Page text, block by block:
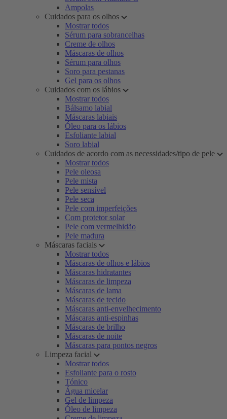
Ampolas
Cuidados para os olhos
Mostrar todos
Sérum para sobrancelhas
Creme de olhos
Máscaras de olhos
Sérum para olhos
Soro para pestanas
Gel para os olhos
Cuidados com os lábios
Mostrar todos
Bálsamo labial
Máscaras labiais
Óleo para os lábios
Esfoliante labial
Soro labial
Cuidados de acordo com as necessidades/tipo de pele
Mostrar todos
Pele oleosa
Pele mista
Pele sensível
Pele seca
Pele com imperfeições
Com protetor solar
Pele com vermelhidão
Pele madura
Máscaras faciais
Mostrar todos
Máscaras de olhos e lábios
Máscaras hidratantes
Máscaras de limpeza
Máscaras de lama
Máscaras de tecido
Máscaras anti-envelhecimento
Máscaras anti-espinhas
Máscaras de brilho
Máscaras de noite
Máscaras para pontos negros
Limpeza facial
Mostrar todos
Esfoliante para o rosto
Tónico
Água micelar
Gel de limpeza
Óleo de limpeza